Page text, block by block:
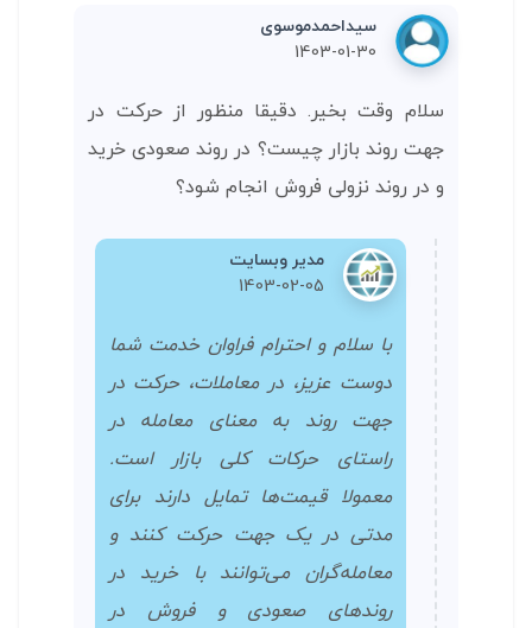
سیداحمدموسوی
1403-01-30
سلام وقت بخیر. دقیقا منظور از حرکت در
جهت روند بازار چیست؟ در روند صعودی خرید
و در روند نزولی فروش انجام شود؟
مدیر وبسایت
1403-02-05
با سلام و احترام فراوان خدمت شما
دوست عزیز، در معاملات، حرکت در
جهت روند به معنای معامله در
راستای حرکات کلی بازار است.
معمولا قیمت‌ها تمایل دارند برای
مدتی در یک جهت حرکت کنند و
معامله‌گران می‌توانند با خرید در
روندهای صعودی و فروش در